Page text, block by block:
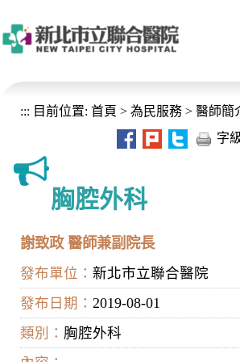
::: 目前位置: 首頁 > 為民服務 > 醫師簡
字
胸腔外科
謝致政 醫師兼副院長
發布單位： 新北市立聯合醫院
發布日期： 2019-08-01
類別： 胸腔外科